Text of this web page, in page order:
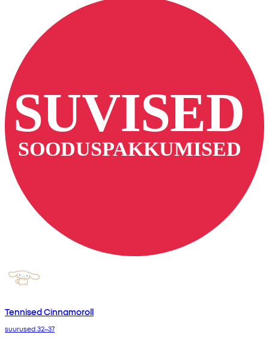
Tennised Cinnamoroll
suurused 32–37